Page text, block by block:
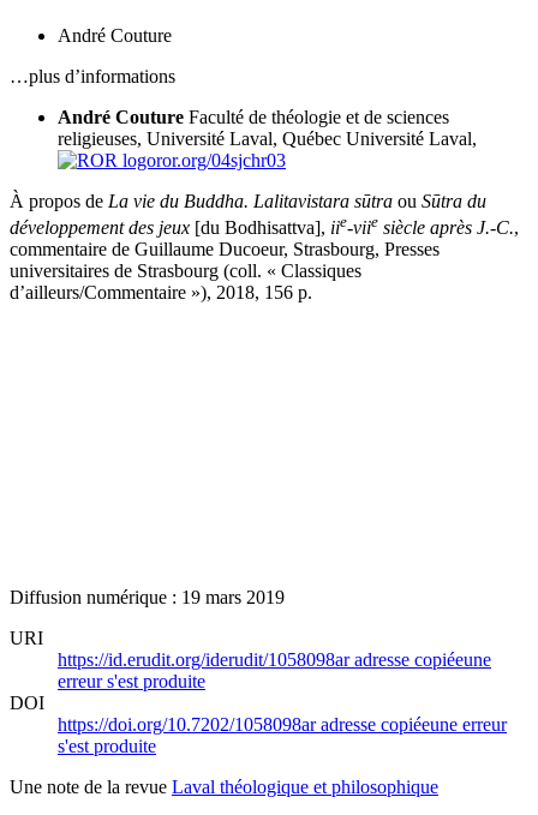
André Couture
…plus d’informations
André Couture Faculté de théologie et de sciences
religieuses, Université Laval, Québec Université Laval,
ror.org/04sjchr03
À propos de La vie du Buddha. Lalitavistara sūtra ou Sūtra du
développement des jeux [du Bodhisattva], iie-viie siècle après J.-C.,
commentaire de Guillaume Ducoeur, Strasbourg, Presses
universitaires de Strasbourg (coll. « Classiques
d’ailleurs/Commentaire »), 2018, 156 p.
Diffusion numérique : 19 mars 2019
URI
https://id.erudit.org/iderudit/1058098aradresse copiéeune
erreur s'est produite
DOI
https://doi.org/10.7202/1058098aradresse copiéeune erreur
s'est produite
Une note de la revue Laval théologique et philosophique